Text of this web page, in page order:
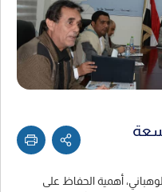
أهمية الحفاظ على